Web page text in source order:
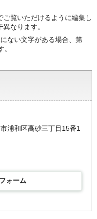
ご覧いただけるように編集し
なります。
ない文字がある場合、第
。
浦和区高砂三丁目15番1
ォーム